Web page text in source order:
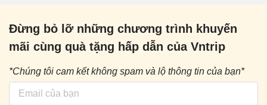
Đừng bỏ lỡ những chương trình khuyến
mãi cùng quà tặng hấp dẫn của Vntrip
*Chúng tôi cam kết không spam và lộ thông tin của bạn*